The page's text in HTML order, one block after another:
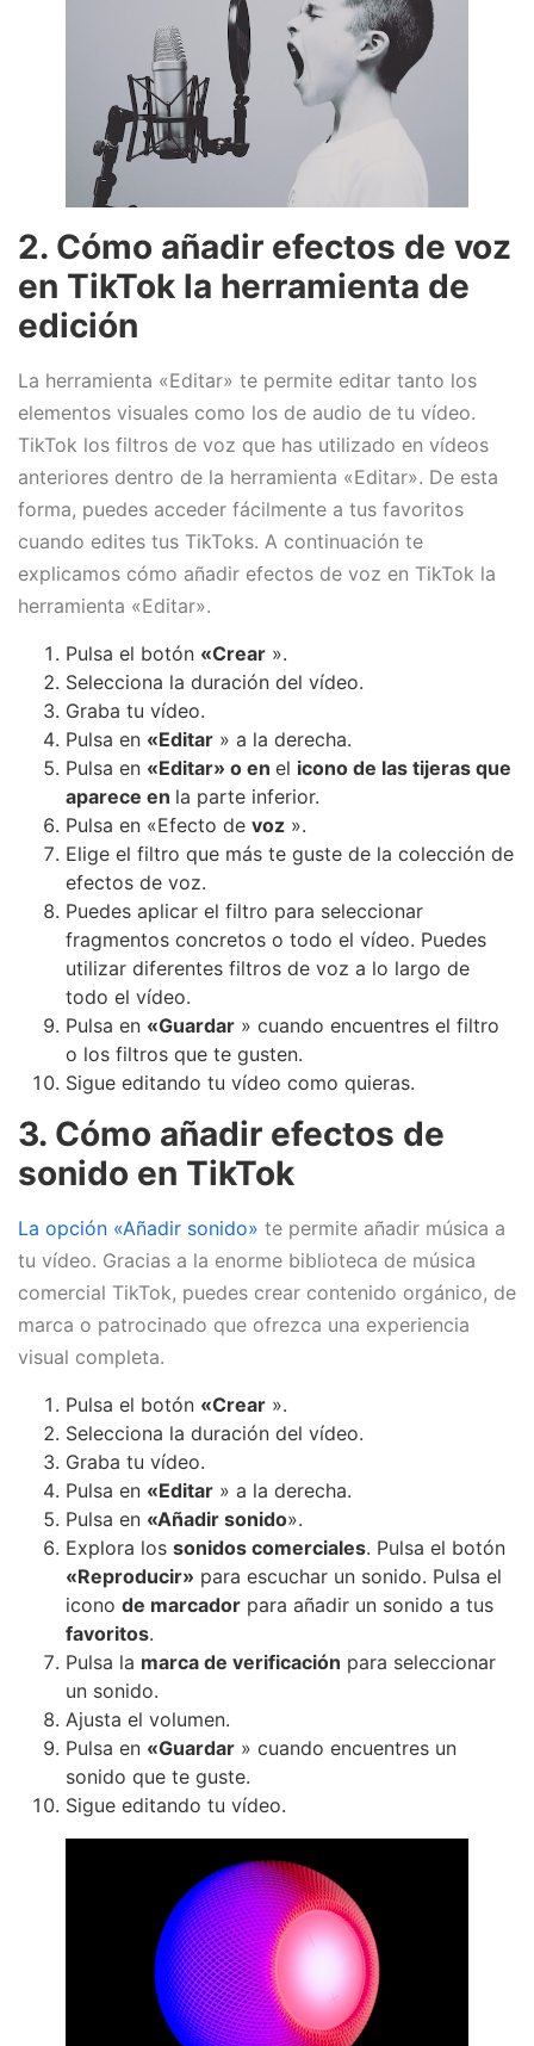
2. Cómo añadir efectos de voz
en TikTok la herramienta de
edición
La herramienta «Editar» te permite editar tanto los
elementos visuales como los de audio de tu vídeo.
TikTok los filtros de voz que has utilizado en vídeos
anteriores dentro de la herramienta «Editar». De esta
forma, puedes acceder fácilmente a tus favoritos
cuando edites tus TikToks. A continuación te
explicamos cómo añadir efectos de voz en TikTok la
herramienta «Editar».
Pulsa el botón «Crear ».
Selecciona la duración del vídeo.
Graba tu vídeo.
Pulsa en «Editar » a la derecha.
Pulsa en «Editar» o en el icono de las tijeras que
aparece en la parte inferior.
Pulsa en «Efecto de voz ».
Elige el filtro que más te guste de la colección de
efectos de voz.
Puedes aplicar el filtro para seleccionar
fragmentos concretos o todo el vídeo. Puedes
utilizar diferentes filtros de voz a lo largo de
todo el vídeo.
Pulsa en «Guardar » cuando encuentres el filtro
o los filtros que te gusten.
Sigue editando tu vídeo como quieras.
3. Cómo añadir efectos de
sonido en TikTok
La opción «Añadir sonido» te permite añadir música a
tu vídeo. Gracias a la enorme biblioteca de música
comercial TikTok, puedes crear contenido orgánico, de
marca o patrocinado que ofrezca una experiencia
visual completa.
Pulsa el botón «Crear ».
Selecciona la duración del vídeo.
Graba tu vídeo.
Pulsa en «Editar » a la derecha.
Pulsa en «Añadir sonido».
Explora los sonidos comerciales. Pulsa el botón
«Reproducir» para escuchar un sonido. Pulsa el
icono de marcador para añadir un sonido a tus
favoritos.
Pulsa la marca de verificación para seleccionar
un sonido.
Ajusta el volumen.
Pulsa en «Guardar » cuando encuentres un
sonido que te guste.
Sigue editando tu vídeo.